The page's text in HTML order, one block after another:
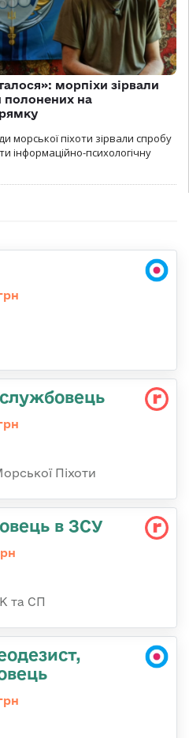
морпіхи зірвали
полонених на
морської піхоти зірвали спробу
інформаційно-психологічну
Піхоти
в ЗСУ
та СП